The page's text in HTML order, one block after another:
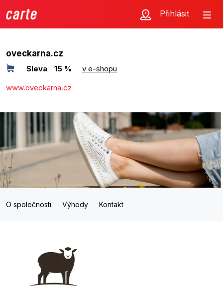
Přihlásit
oveckarna.cz
Sleva 15 %
v e-shopu
www.oveckarna.cz
O společnosti Výhody Kontakt